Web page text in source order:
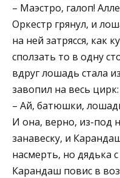
– Маэстро, галоп!
Оркестр грянул, и
на ней затрясся, как
сползать то в одну
вдруг лошадь стала
завопил на весь цирк:
– Ай, батюшки,
И она, верно, из-под
занавеску, и
насмерть, но дядька
Карандаш повис в